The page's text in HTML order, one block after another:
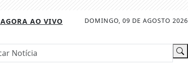
DOMINGO, 09 DE AGOSTO 2026
AGORA AO VIVO